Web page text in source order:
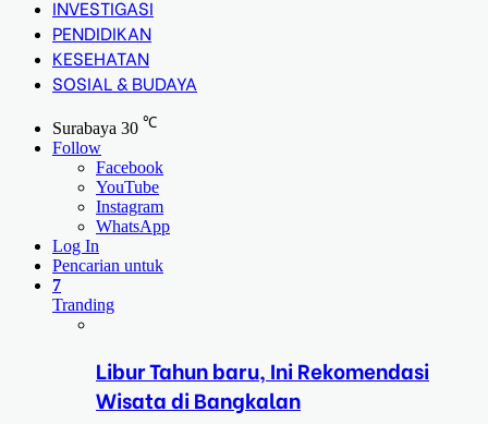
INVESTIGASI
PENDIDIKAN
KESEHATAN
SOSIAL & BUDAYA
Surabaya 30 ℃
Follow
Facebook
YouTube
Instagram
WhatsApp
Log In
Pencarian untuk
7
Tranding
Libur Tahun baru, Ini Rekomendasi
Wisata di Bangkalan